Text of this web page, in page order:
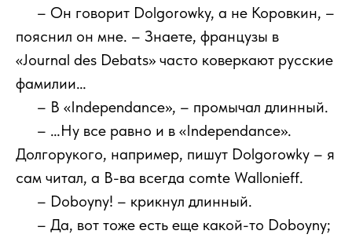
– Он говорит Dolgorowky, а не Коровкин, –
пояснил он мне. – Знаете, французы в
«Journal des Debats» часто коверкают русские
фамилии…
– В «Independance», – промычал длинный.
– …Ну все равно и в «Independance».
Долгорукого, например, пишут Dolgorowky – я
сам читал, а В-ва всегда comte Wallonieff.
– Doboyny! – крикнул длинный.
– Да, вот тоже есть еще какой-то Doboyny;